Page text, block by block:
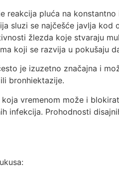
reakcija pluća na
sluzi se najčešće javlja
žlezda koje stvaraju
koji se razvija u pokušaju
je izuzetno značajna i
bronhiektazije.
vremenom može i
Prohodnosti